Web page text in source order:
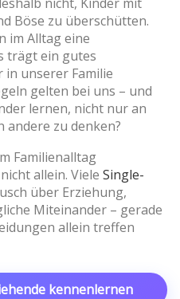
Böse zu überschütten.
im Alltag eine
trägt ein gutes
in unserer Familie
gelten bei uns – und
lernen, nicht nur an
andere zu denken?
Familienalltag
allein. Viele Single-
über Erziehung,
Miteinander – gerade
allein treffen
kennenlernen